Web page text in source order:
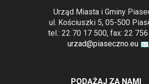
Urząd Miasta i Gminy
ul. Kościuszki 5, 05-500
tel.: 22 70 17 500, fax: 22
urzad@piaseczno.eu
PODĄŻAJ ZA NAMI